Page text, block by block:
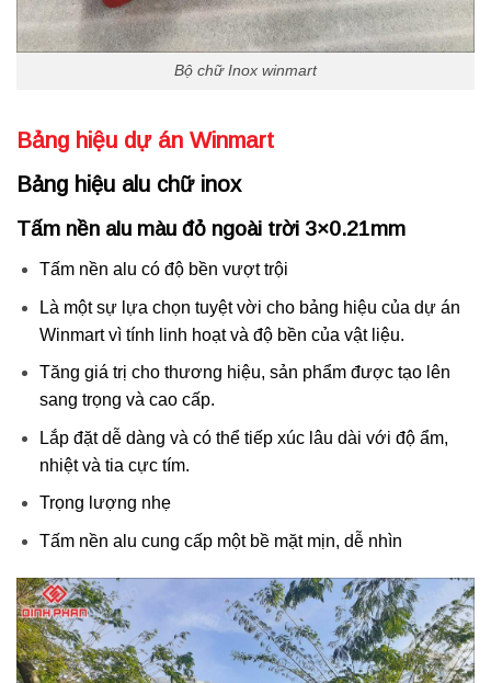
Bộ chữ Inox winmart
Bảng hiệu dự án Winmart
Bảng hiệu alu chữ inox
Tấm nền alu màu đỏ ngoài trời 3×0.21mm
Tấm nền alu có độ bền vượt trội
Là một sự lựa chọn tuyệt vời cho bảng hiệu của dự án
Winmart vì tính linh hoạt và độ bền của vật liệu.
Tăng giá trị cho thương hiệu, sản phẩm được tạo lên
sang trọng và cao cấp.
Lắp đặt dễ dàng và có thể tiếp xúc lâu dài với độ ẩm,
nhiệt và tia cực tím.
Trọng lượng nhẹ
Tấm nền alu cung cấp một bề mặt mịn, dễ nhìn